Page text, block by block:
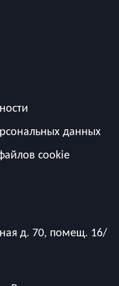
данных
cookie
д. 70, помещ. 16/